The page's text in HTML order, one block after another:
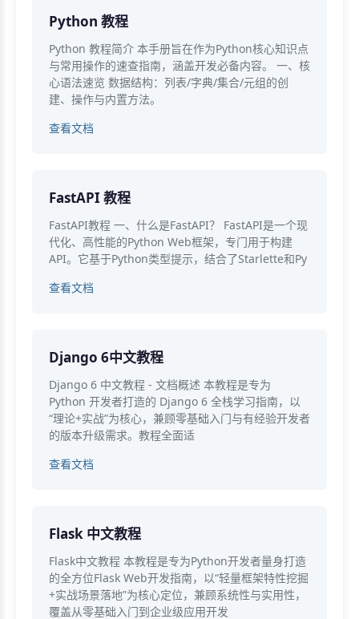
Python 教程
Python 教程简介 本手册旨在作为Python核心知识点
与常用操作的速查指南，涵盖开发必备内容。 一、核
心语法速览 数据结构：列表/字典/集合/元组的创
建、操作与内置方法。
查看文档
FastAPI 教程
FastAPI教程 一、什么是FastAPI？ FastAPI是一个现
代化、高性能的Python Web框架，专门用于构建
API。它基于Python类型提示，结合了Starlette和Py
查看文档
Django 6中文教程
Django 6 中文教程 - 文档概述 本教程是专为
Python 开发者打造的 Django 6 全栈学习指南，以
“理论+实战”为核心，兼顾零基础入门与有经验开发者
的版本升级需求。教程全面适
查看文档
Flask 中文教程
Flask中文教程 本教程是专为Python开发者量身打造
的全方位Flask Web开发指南，以“轻量框架特性挖掘
+实战场景落地”为核心定位，兼顾系统性与实用性，
覆盖从零基础入门到企业级应用开发